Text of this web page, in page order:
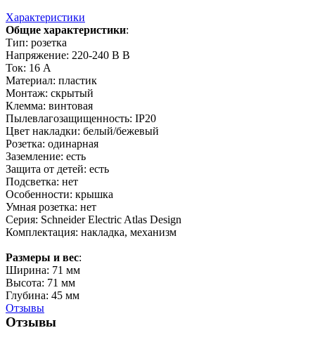
Характеристики
Общие характеристики:
Тип: розетка
Напряжение: 220-240 В В
Ток: 16 А
Материал: пластик
Монтаж: скрытый
Клемма: винтовая
Пылевлагозащищенность: IP20
Цвет накладки: белый/бежевый
Розетка: одинарная
Заземление: есть
Защита от детей: есть
Подсветка: нет
Особенности: крышка
Умная розетка: нет
Серия: Schneider Electric Atlas Design
Комплектация: накладка, механизм
Размеры и вес:
Ширина: 71 мм
Высота: 71 мм
Глубина: 45 мм
Отзывы
Отзывы